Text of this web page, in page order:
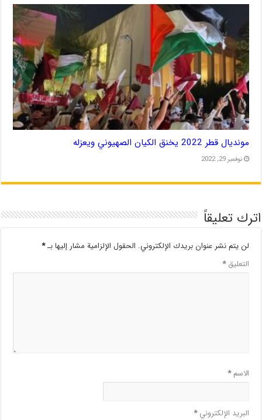
مونديال قطر 2022 يخنق الكيان الصهيوني ويعزله
نوفمبر 29, 2022
اترك تعليقاً
لن يتم نشر عنوان بريدك الإلكتروني. الحقول الإلزامية مشار إليها بـ*
التعليق*
الاسم*
البريد الإلكتروني*